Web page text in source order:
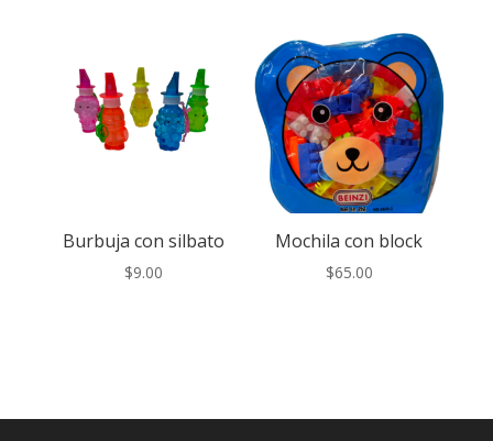
Burbuja con silbato
$9.00
Mochila con block
$65.00